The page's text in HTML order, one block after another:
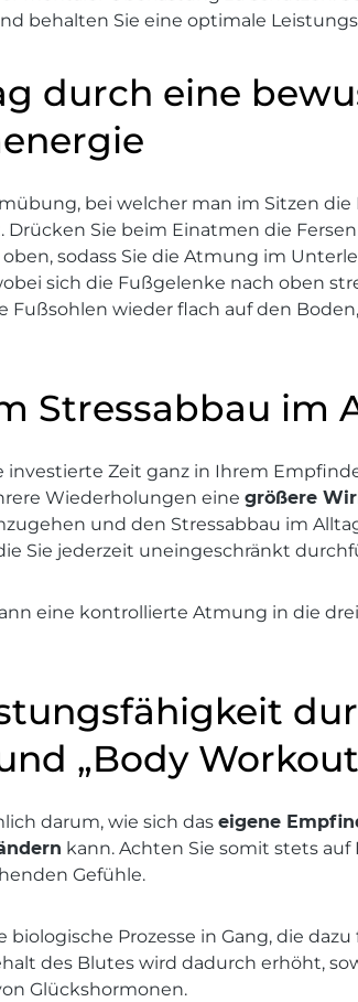
behalten Sie eine optimale
durch eine
bei welcher man im Sitzen die
Sie beim Einatmen die
sodass Sie die Atmung im
sich die Fußgelenke nach oben
Fußsohlen wieder flach auf den
Stressabbau im
Zeit ganz in Ihrem
Wiederholungen eine größere
und den Stressabbau im
Sie jederzeit uneingeschränkt
eine kontrollierte Atmung in die
„Body
darum, wie sich das eigene
kann. Achten Sie somit stets auf
Gefühle.
Prozesse in Gang, die
des Blutes wird dadurch erhöht,
Glückshormonen.